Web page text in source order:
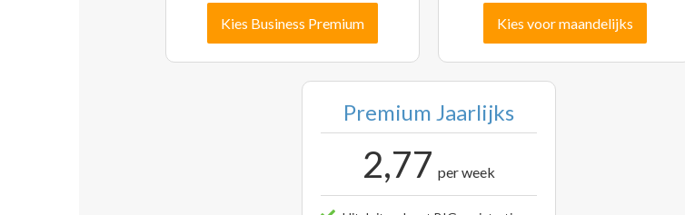
Kies Business Premium Kies voor maandelijks
Premium Jaarlijks
2,77 per week